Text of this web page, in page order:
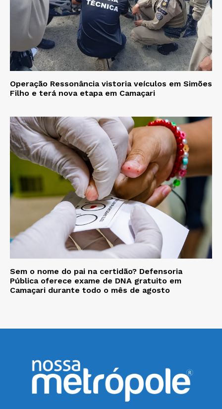
Operação Ressonância vistoria veículos em Simões
Filho e terá nova etapa em Camaçari
Sem o nome do pai na certidão? Defensoria
Pública oferece exame de DNA gratuito em
Camaçari durante todo o mês de agosto